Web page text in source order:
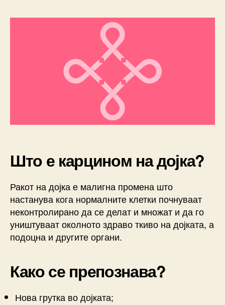
k
Што е карцином на дојка?
Ракот на дојка е малигна промена што
настанува кога нормалните клетки почнуваат
неконтролирано да се делат и множат и да го
уништуваат околното здраво ткиво на дојката, а
подоцна и другите органи.
Како се препознава?
Нова грутка во дојката;